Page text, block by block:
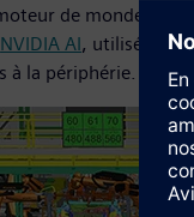
de monde
NVIDIA AI, utilisé par
à la périphérie.